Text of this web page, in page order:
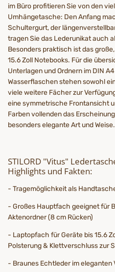
im Büro profitieren Sie von den
Umhängetasche: Den Anfang
Schultergurt, der
tragen Sie das Lederunikat auch
Besonders praktisch ist das
15.6 Zoll Notebooks. Für die
Unterlagen und Ordnern im DIN
Wasserflaschen stehen sowohl
viele weitere Fächer zur
eine symmetrische Frontansicht
Farben vollenden das
besonders elegante Art und Weise.
STILORD "Vitus"
Highlights und Fakten:
- Tragemöglichkeit als
- Großes Hauptfach geeignet für
Aktenordner (8 cm Rücken)
- Laptopfach für Geräte bis 15.6
Polsterung & Klettverschluss zur
- Braunes Echtleder im eleganten